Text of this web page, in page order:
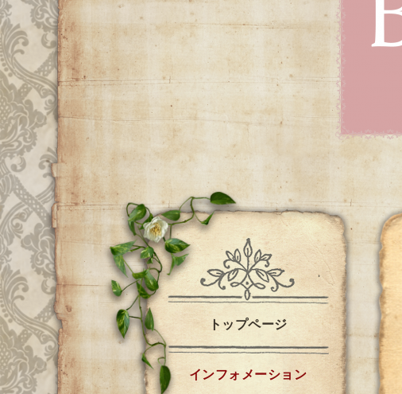
トップページ
インフォメーション